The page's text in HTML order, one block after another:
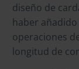
diseño de
haber
operaciones
longitud de